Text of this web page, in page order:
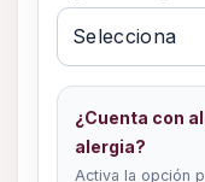
¿Cuenta con alguna
alergia?